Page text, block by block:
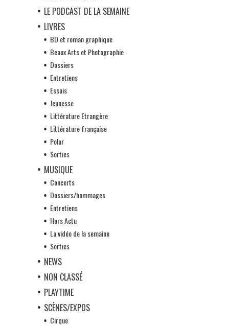
LE PODCAST DE LA SEMAINE
LIVRES
BD et roman graphique
Beaux Arts et Photographie
Dossiers
Entretiens
Essais
Jeunesse
Littérature Etrangère
Littérature française
Polar
Sorties
MUSIQUE
Concerts
Dossiers/hommages
Entretiens
Hors Actu
La vidéo de la semaine
Sorties
NEWS
NON CLASSÉ
PLAYTIME
SCÈNES/EXPOS
Cirque